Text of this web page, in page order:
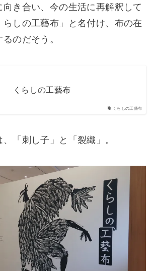
向き合い、今の生活に再解釈して
らしの工藝布」と名付け、布の在
のだそう。
くらしの工藝布
くらしの工藝布
「刺し子」と「裂織」。